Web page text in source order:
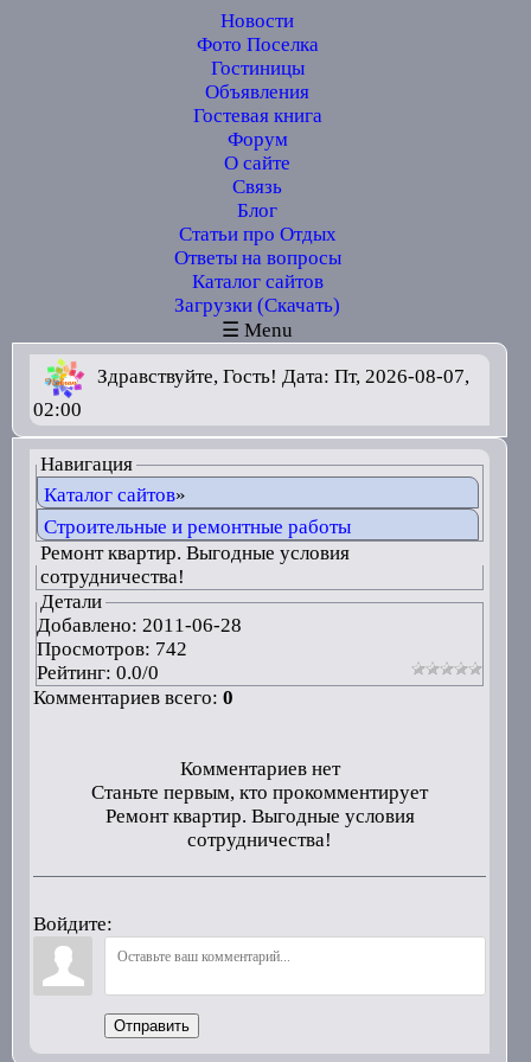
Новости
Фото Поселка
Гостиницы
Объявления
Гостевая книга
Форум
О сайте
Связь
Блог
Статьи про Отдых
Ответы на вопросы
Каталог сайтов
Загрузки (Скачать)
☰ Menu
Здравствуйте, Гость! Дата: Пт, 2026-08-07,
02:00
Навигация
Каталог сайтов»
Строительные и ремонтные работы
Ремонт квартир. Выгодные условия
сотрудничества!
Детали
Добавлено: 2011-06-28
Просмотров: 742
Рейтинг: 0.0/0
Комментариев всего: 0
Комментариев нет
Станьте первым, кто прокомментирует
Ремонт квартир. Выгодные условия
сотрудничества!
Войдите:
Отправить